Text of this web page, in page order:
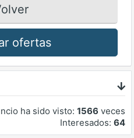
ofertas
ha sido visto: 1566 veces
Interesados: 64